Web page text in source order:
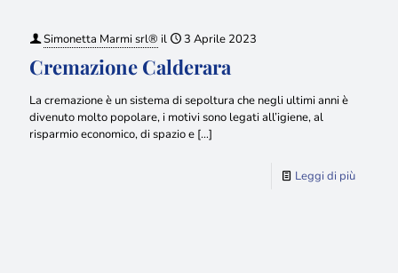
Simonetta Marmi srl® il 3 Aprile 2023
Cremazione Calderara
La cremazione è un sistema di sepoltura che negli ultimi anni è
divenuto molto popolare, i motivi sono legati all’igiene, al
risparmio economico, di spazio e […]
Leggi di più